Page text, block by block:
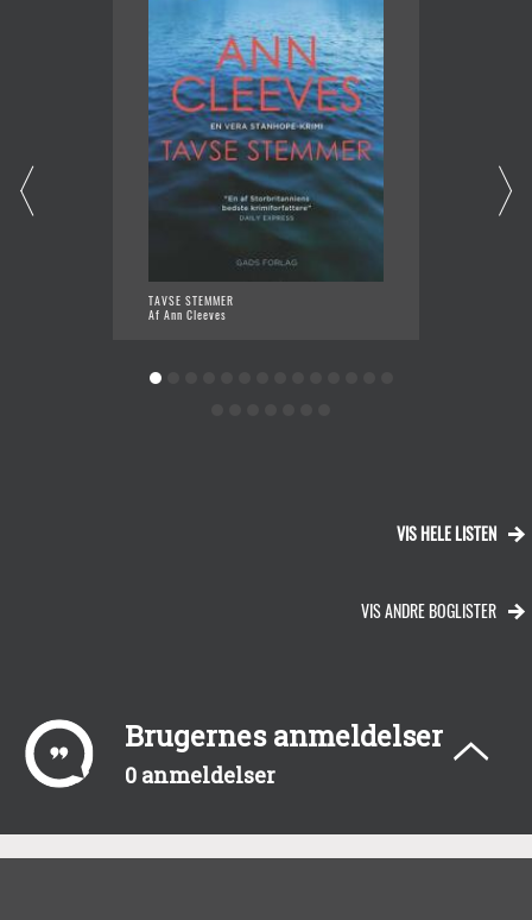
TAVSE STEMMER
Af Ann Cleeves
VIS HELE LISTEN
VIS ANDRE BOGLISTER
Brugernes anmeldelser
0 anmeldelser